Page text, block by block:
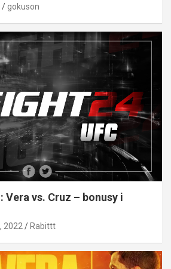
gokuson
Vera vs. Cruz – bonusy i
2022 Rabittt